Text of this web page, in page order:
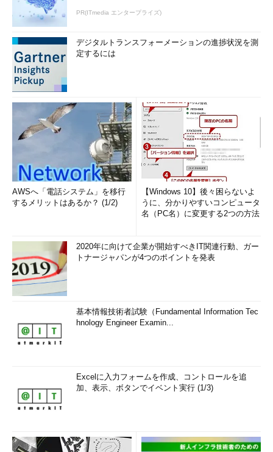
PR(ITmedia エンタープライズ)
デジタルトランスフォーメーションの進捗状況を測
定するには
AWSへ「電話システム」を移行
するメリットはあるか？ (1/2)
【Windows 10】後々困らないよ
うに、分かりやすいコンピュータ
名（PC名）に変更する2つの方法
2020年に向けて企業が開始すべきIT関連行動、ガー
トナージャパンが4つのポイントを発表
基本情報技術者試験（Fundamental Information Tec
hnology Engineer Examin...
Excelに入力フォームを作成、コントロールを追
加、表示、ボタンでイベント実行 (1/3)